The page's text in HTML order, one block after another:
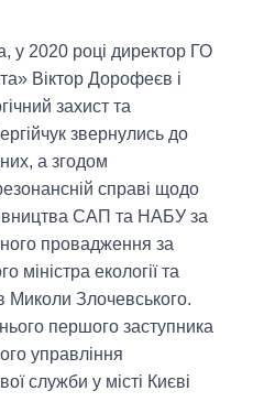
у 2020 році директор ГО
Віктор Дорофеєв і
захист та
звернулись до
а згодом
справі щодо
САП та НАБУ за
провадження за
міністра екології та
Миколи Злочевського.
першого заступника
управління
служби у місті Києві